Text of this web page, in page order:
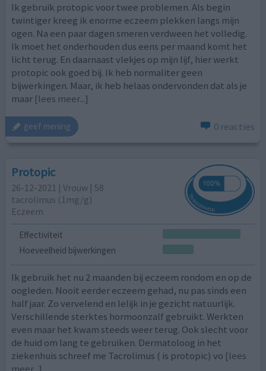
Ik gebruik protopic voor twee problemen. Als begin
twintiger kreeg ik enorme eczeem plekken langs mijn
ogen. Na een paar dagen smeren verdween het volledig.
Ik moet het onderhouden dus eens per maand komt het
licht terug. En daarnaast vlekjes op mijn lijf, hier werkt
protopic ook goed bij. Ik heb normaliter geen
bijwerkingen. Maar, ik heb helaas ondervonden dat als je
maar [lees meer...]
geef mening 0 reacties
Protopic
26-12-2021 | Vrouw | 58
tacrolimus (1mg/g)
Eczeem
Effectiviteit
Hoeveelheid bijwerkingen
Ik gebruik het nu 2 maanden bij eczeem rondom en op de
oogleden. Nooit eerder eczeem gehad, nu pas sinds een
half jaar. Zo vervelend en lelijk in je gezicht natuurlijk.
Verschillende sterktes hormoonzalf gebruikt. Werkten
even maar het kwam steeds weer terug. Ook slecht voor
de huid om lang te gebruiken. Dermatoloog in het
ziekenhuis schreef me Tacrolimus ( is protopic) vo [lees
meer...]